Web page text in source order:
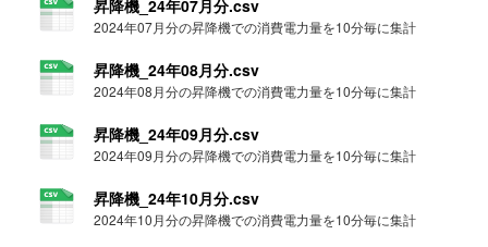
昇降機_24年07月分.csv
2024年07月分の昇降機での消費電力量を10分毎に集計
昇降機_24年08月分.csv
2024年08月分の昇降機での消費電力量を10分毎に集計
昇降機_24年09月分.csv
2024年09月分の昇降機での消費電力量を10分毎に集計
昇降機_24年10月分.csv
2024年10月分の昇降機での消費電力量を10分毎に集計